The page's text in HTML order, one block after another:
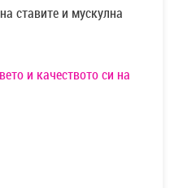
ставите и мускулна
и качеството си на